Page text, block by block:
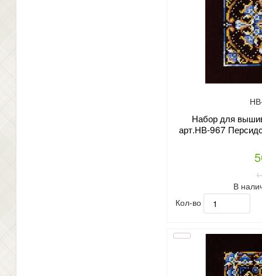
Набор для
арт.НВ-967
1
В
Кол-во